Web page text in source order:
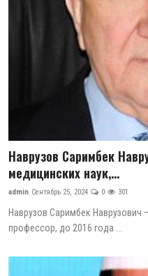
Наврузов Саримбек
медицинских наук,...
admin Сентябрь 25, 2024 0 301
Наврузов Саримбек Наврузович
профессор, до 2016 года ...